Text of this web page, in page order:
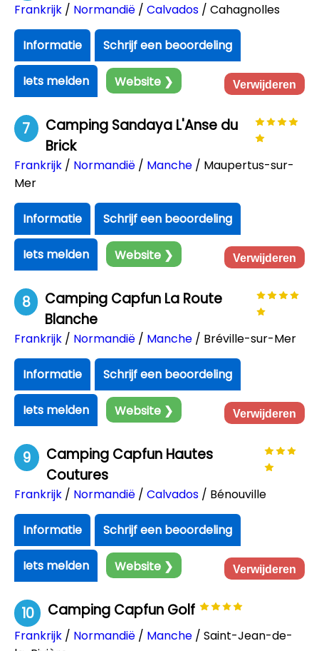
Frankrijk / Normandië / Calvados / Cahagnolles
Informatie Schrijf een beoordeling
Iets melden Website ❯ Verwijderen
7
Camping Sandaya L'Anse du
Brick
Frankrijk / Normandië / Manche / Maupertus-sur-
Mer
Informatie Schrijf een beoordeling
Iets melden Website ❯ Verwijderen
8
Camping Capfun La Route
Blanche
Frankrijk / Normandië / Manche / Bréville-sur-Mer
Informatie Schrijf een beoordeling
Iets melden Website ❯ Verwijderen
9
Camping Capfun Hautes
Coutures
Frankrijk / Normandië / Calvados / Bénouville
Informatie Schrijf een beoordeling
Iets melden Website ❯ Verwijderen
10 Camping Capfun Golf
Frankrijk / Normandië / Manche / Saint-Jean-de-